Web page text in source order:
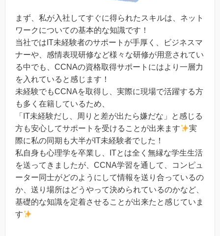
まず、私が入社してすぐに得られたスキルは、ネット
ワークについての基本的な知識です！
当社ではIT未経験者のサポートが手厚く、ビジネスマ
ナーや、感情表現研修など様々な研修が用意されてい
る中でも、CCNAの資格取得サポートにはより一層力
を入れていると感じます！
未経験でもCCNAを取得し、実際に現場で活躍する方
も多く在籍しているため、
「IT未経験だし、周りと差が出たら嫌だな」と感じる
方も安心してサポートを受けることが出来ます
実
際に私の同期も大半がIT未経験者でした！
私自身も心理学を卒業し、ITとは全く無縁な学生生活
を送ってきましたが、CCNA学習を通して、コンピュ
ーター同士がどのようにして情報を送り合っているの
か、送り場所はどうやって決められているのかなど、
基礎的な知識を定着させることが出来たと感じていま
す